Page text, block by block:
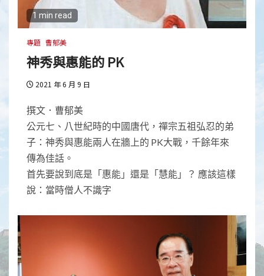
1 min read
專題 曹郁美
神秀與惠能的 PK
2021 年 6 月 9 日
撰文．曹郁美
公元七、八世紀時的中國唐代，禪宗五祖弘忍的弟
子：神秀與惠能兩人在牆上的 PK大戰，千餘年來
傳為佳話。
首先要說到底是「惠能」還是「慧能」？ 應該這樣
說：當時僧人不識字